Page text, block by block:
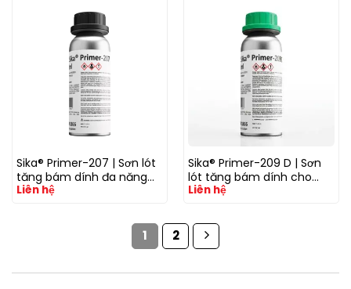
Sika® Primer-207 | Sơn lót
tăng bám dính đa năng
cho kính, kim loại, nhựa và
Liên hệ
Sika® Primer-209 D | Sơn
lót tăng bám dính cho
nhựa kỹ thuật và bề mặt
Liên hệ
1 2